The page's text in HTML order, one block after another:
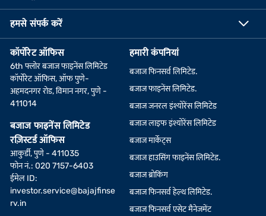
हमसे संपर्क करें
कॉर्पोरेट ऑफिस
6th फ्लोर बजाज फाइनेंस लिमिटेड
कॉर्पोरेट ऑफिस, ऑफ पुणे-
अहमदनगर रोड, विमान नगर, पुणे -
411014
बजाज फाइनेंस लिमिटेड
रज़िस्टर्ड ऑफिस
आकुर्डी, पुणे - 411035
फोन नं.: 020 7157-6403
ईमेल ID:
investor.service@bajajfinse
rv.in
हमारी कंपनियां
बजाज फिनसर्व लिमिटेड.
बजाज फाइनेंस लिमिटेड.
बजाज जनरल इंश्योरेंस लिमिटेड
बजाज लाइफ इंश्योरेंस लिमिटेड
बजाज मार्केट्स
बजाज हाउसिंग फाइनेंस लिमिटेड.
बजाज ब्रोकिंग
बजाज फिनसर्व हेल्थ लिमिटेड.
बजाज फिनसर्व एसेट मैनेजमेंट